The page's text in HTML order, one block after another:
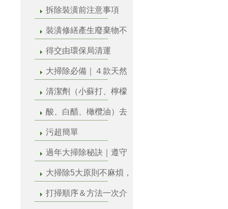
拆除裝潢前注意事項
裝潢修繕產生廢棄物不
得交由環保局清運
大掃除必備｜４款天然
清潔劑（小蘇打、檸檬
酸、白醋、橄欖油）去
污超簡單
過年大掃除秘訣｜遵守
大掃除5大原則不麻煩，
打掃順序＆方法一次介